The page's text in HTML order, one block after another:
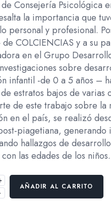
Consejería Psicológica
la importancia que
personal y profesional.
de COLCIENCIAS y a su
en el Grupo
sobre
infantil -de 0 a 5 años –
estratos bajos de varias
de este trabajo sobre la
en el país, se realizó
piagetiana, generando
hallazgos de
las edades de los niños.
AÑADIR AL CARRITO